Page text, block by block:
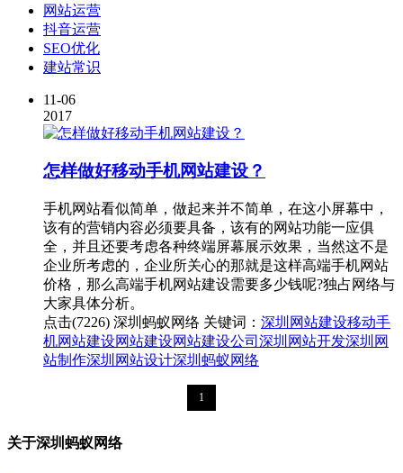
网站运营
抖音运营
SEO优化
建站常识
11-06
2017
怎样做好移动手机网站建设 ？
手机网站看似简单，做起来并不简单，在这小屏幕中，
该有的营销内容必须要具备，该有的网站功能一应俱
全，并且还要考虑各种终端屏幕展示效果，当然这不是
企业所考虑的，企业所关心的那就是这样高端手机网站
价格，那么高端手机网站建设需要多少钱呢?独占网络与
大家具体分析。
点击(7226) 深圳蚂蚁网络 关键词： 深圳网站建设移动手
机网站建设网站建设网站建设公司 深圳网站开发深圳网
站制作深圳网站设计深圳蚂蚁网络
1
关于深圳蚂蚁网络